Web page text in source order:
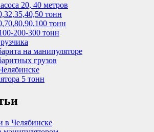
20, 40 метров
тонн
тонн
200-300 тонн
на манипуляторе
грузов
5 тонн
в Челябинске